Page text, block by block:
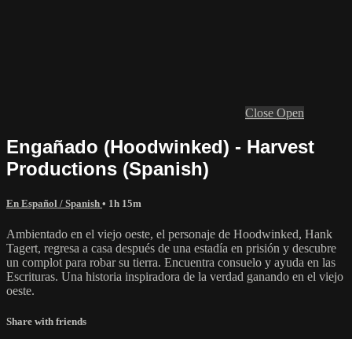
Close Open
Engañado (Hoodwinked) - Harvest
Productions (Spanish)
En Español / Spanish • 1h 15m
Ambientado en el viejo oeste, el personaje de Hoodwinked, Hank
Tagert, regresa a casa después de una estadía en prisión y descubre
un complot para robar su tierra. Encuentra consuelo y ayuda en las
Escrituras. Una historia inspiradora de la verdad ganando en el viejo
oeste.
Share with friends